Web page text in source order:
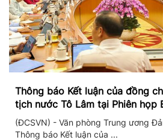
Thông báo Kết luận của đồng
tịch nước Tô Lâm tại Phiên họp
ương thực hiện Nghị quyết 57
(ĐCSVN) - Văn phòng Trung ương
Thông báo Kết luận của ...